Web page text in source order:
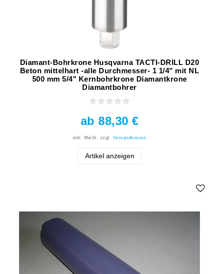
Diamant-Bohrkrone Husqvarna TACTI-DRILL D20
Beton mittelhart -alle Durchmesser- 1 1/4" mit NL
500 mm 5/4" Kernbohrkrone Diamantkrone
Diamantbohrer
ab 88,30 €
inkl. MwSt. zzgl. Versandkosten
Artikel anzeigen